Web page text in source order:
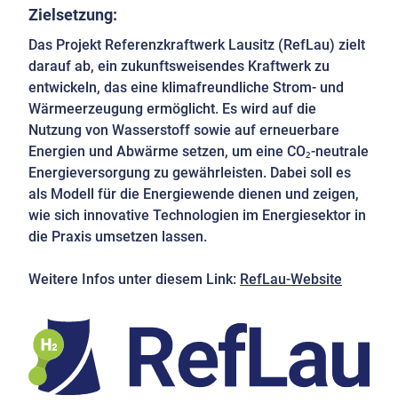
Zielsetzung:
Das Projekt Referenzkraftwerk Lausitz (RefLau) zielt
darauf ab, ein zukunftsweisendes Kraftwerk zu
entwickeln, das eine klimafreundliche Strom- und
Wärmeerzeugung ermöglicht. Es wird auf die
Nutzung von Wasserstoff sowie auf erneuerbare
Energien und Abwärme setzen, um eine CO₂-neutrale
Energieversorgung zu gewährleisten. Dabei soll es
als Modell für die Energiewende dienen und zeigen,
wie sich innovative Technologien im Energiesektor in
die Praxis umsetzen lassen.
Weitere Infos unter diesem Link: RefLau-Website